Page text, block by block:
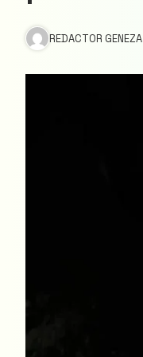
REDACTOR GENEZA